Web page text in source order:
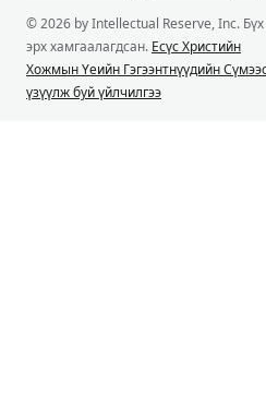
© 2026 by Intellectual Reserve, Inc. Бүх
эрх хамгаалагдсан. Есүс Христийн
Хожмын Үеийн Гэгээнтнүүдийн
үзүүлж буй үйлчилгээ